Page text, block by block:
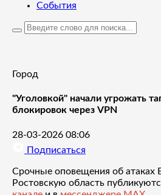
События
Город
"Уголовкой" начали угрожать
блокировок через VPN
28-03-2026 08:06
Подписаться
Срочные оповещения об атаках
Ростовскую область